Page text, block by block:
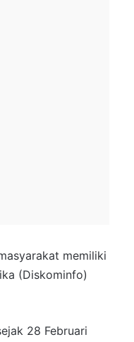
memiliki
(Diskominfo)
28 Februari